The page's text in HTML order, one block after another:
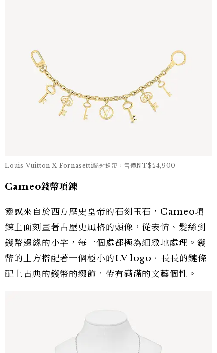
Louis Vuitton X Fornasetti鑰匙鏈帶，售價NT$24,900
Cameo錢幣項鍊
靈感來自於西方歷史皇帝的石刻玉石，Cameo項
鍊上面刻畫著古歷史風格的頭像，從表情、髮絲到
錢幣邊緣的小字，每一個處都極為細緻地處理。錢
幣的上方搭配著一個極小的LV logo，長長的鏈條
配上古典的錢幣的綴飾，帶有滿滿的文藝個性。